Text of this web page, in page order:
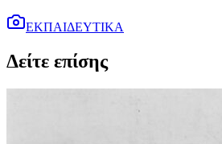
ΕΚΠΑΙΔΕΥΤΙΚΑ
Δείτε επίσης